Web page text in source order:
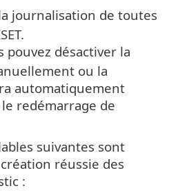
journalisation de toutes
pouvez désactiver la
ou la
automatiquement
redémarrage de
suivantes sont
réussie des
: